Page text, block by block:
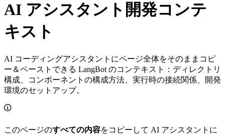
AI アシスタント開発コンテ
キスト
AI コーディングアシスタントにページ全体をそのままコピ
ー＆ペーストできる LangBot のコンテキスト：ディレクトリ
構成、コンポーネントの構成方法、実行時の接続関係、開発
環境のセットアップ。
このページのすべての内容をコピーして AI アシスタントに